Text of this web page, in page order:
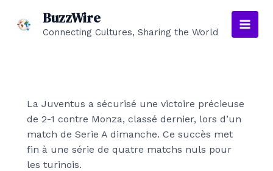
BuzzWire
Connecting Cultures, Sharing the World
Main
La Juventus a sécurisé une victoire précieuse
de 2-1 contre Monza, classé dernier, lors d’un
match de Serie A dimanche. Ce succès met
fin à une série de quatre matchs nuls pour
les turinois.